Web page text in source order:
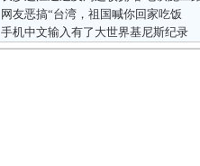
网友恶搞“台湾，祖国喊你回家吃饭
手机中文输入有了大世界基尼斯纪录